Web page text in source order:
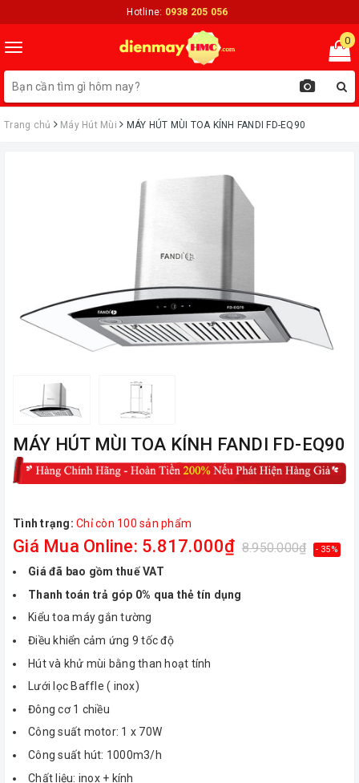
Hotline: 0938 205 056
Toggle
navigation
0
Trang chủ Máy Hút Mùi MÁY HÚT MÙI TOA KÍNH FANDI FD-EQ90
MÁY HÚT MÙI TOA KÍNH FANDI FD-EQ90
Tình trạng: Chỉ còn 100 sản phẩm
Giá Mua Online: 5.817.000₫ 8.950.000₫ - 35%
Giá đã bao gồm thuế VAT
Thanh toán trả góp 0% qua thẻ tín dụng
Kiểu toa máy gắn tường
Điều khiển cảm ứng 9 tốc độ
Hút và khử mùi bằng than hoạt tính
Lưới lọc Baffle ( inox)
Đông cơ 1 chiều
Công suất motor: 1 x 70W
Công suất hút: 1000m3/h
Chất liệu: inox + kính